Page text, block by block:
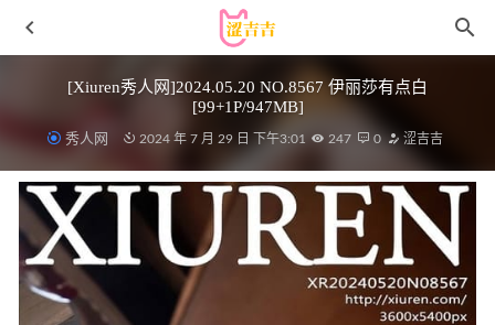
[Xiuren秀人网]2024.05.20 NO.8567 伊丽莎有点白
[99+1P/947MB]
秀人网 2024 年 7 月 29 日 下午3:01 247 0 涩吉吉
[YouMi尤蜜荟]2022.04.11 VOL.775 小海臀Rena[69+1P／